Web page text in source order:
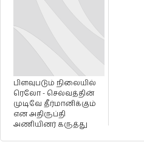
பிளவுபடும் நிலையில்
ரெலோ - செல்வத்தின்
முடிவே தீர்மானிக்கும்
என அதிருப்தி
அணியினர் கருத்து